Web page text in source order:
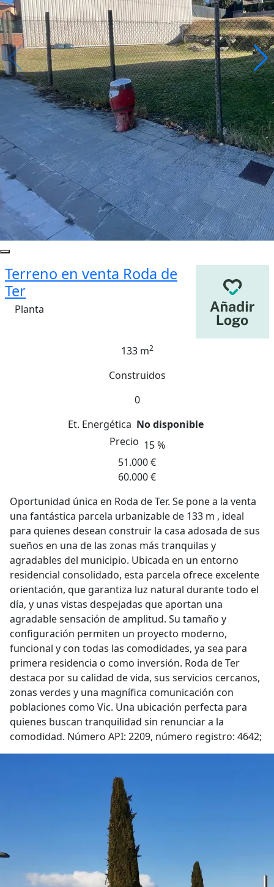
Terreno en venta Roda de
Ter
Planta
133 m2
Construidos
0
Et. Energética No disponible
Precio 15 %
51.000 €
60.000 €
Oportunidad única en Roda de Ter. Se pone a la venta
una fantástica parcela urbanizable de 133 m , ideal
para quienes desean construir la casa adosada de sus
sueños en una de las zonas más tranquilas y
agradables del municipio. Ubicada en un entorno
residencial consolidado, esta parcela ofrece excelente
orientación, que garantiza luz natural durante todo el
día, y unas vistas despejadas que aportan una
agradable sensación de amplitud. Su tamaño y
configuración permiten un proyecto moderno,
funcional y con todas las comodidades, ya sea para
primera residencia o como inversión. Roda de Ter
destaca por su calidad de vida, sus servicios cercanos,
zonas verdes y una magnífica comunicación con
poblaciones como Vic. Una ubicación perfecta para
quienes buscan tranquilidad sin renunciar a la
comodidad. Número API: 2209, número registro: 4642;